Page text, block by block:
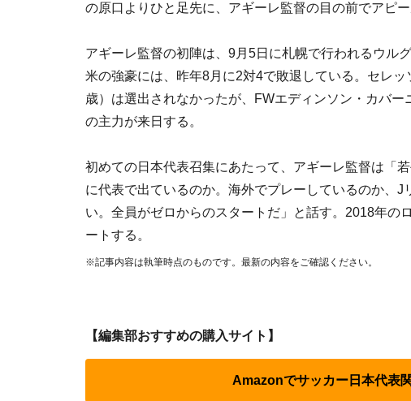
の原口よりひと足先に、アギーレ監督の目の前でアピー
アギーレ監督の初陣は、9月5日に札幌で行われるウル
米の強豪には、昨年8月に2対4で敗退している。セレ
歳）は選出されなかったが、FWエディンソン・カバ
の主力が来日する。
初めての日本代表召集にあたって、アギーレ監督は「
に代表で出ているのか。海外でプレーしているのか、
い。全員がゼロからのスタートだ」と話す。2018年の
ートする。
※記事内容は執筆時点のものです。最新の内容をご確認ください。
【編集部おすすめの購入サイト】
Amazonでサッカー日本代表